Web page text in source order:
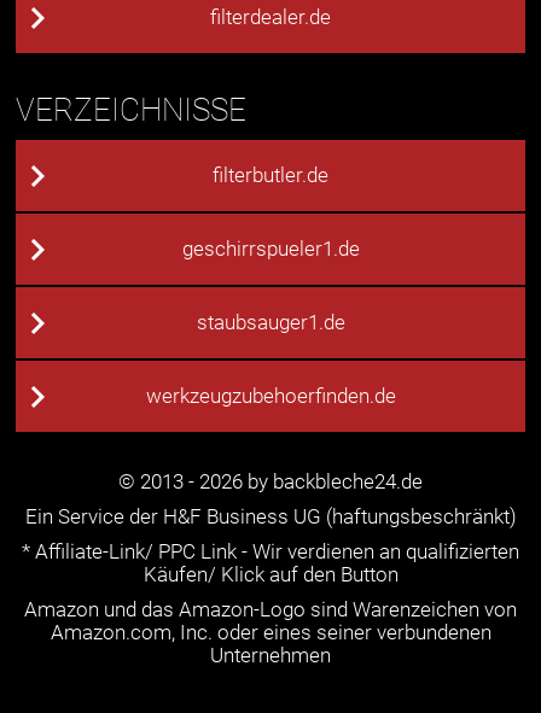
filterdealer.de
VERZEICHNISSE
filterbutler.de
geschirrspueler1.de
staubsauger1.de
werkzeugzubehoerfinden.de
© 2013 - 2026 by backbleche24.de
Ein Service der H&F Business UG (haftungsbeschränkt)
* Affiliate-Link/ PPC Link - Wir verdienen an qualifizierten
Käufen/ Klick auf den Button
Amazon und das Amazon-Logo sind Warenzeichen von
Amazon.com, Inc. oder eines seiner verbundenen
Unternehmen